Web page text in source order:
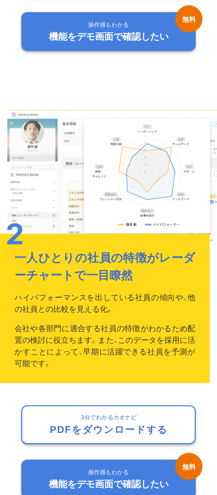
操作感もわかる
機能をデモ画面で確認したい
一人ひとりの社員の特徴がレーダ
ーチャートで一目瞭然
ハイパフォーマンスを出している社員の傾向や、他
の社員との比較を見える化。
会社や各部門に適合する社員の特徴がわかるため配
置の検討に役立ちます。また、このデータを採用に活
かすことによって、早期に活躍できる社員を予測が
可能です。
3分でわかるカオナビ
PDFをダウンロードする
操作感もわかる
機能をデモ画面で確認したい